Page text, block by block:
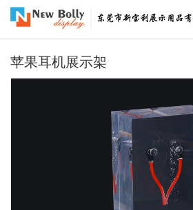
苹果耳机展示架